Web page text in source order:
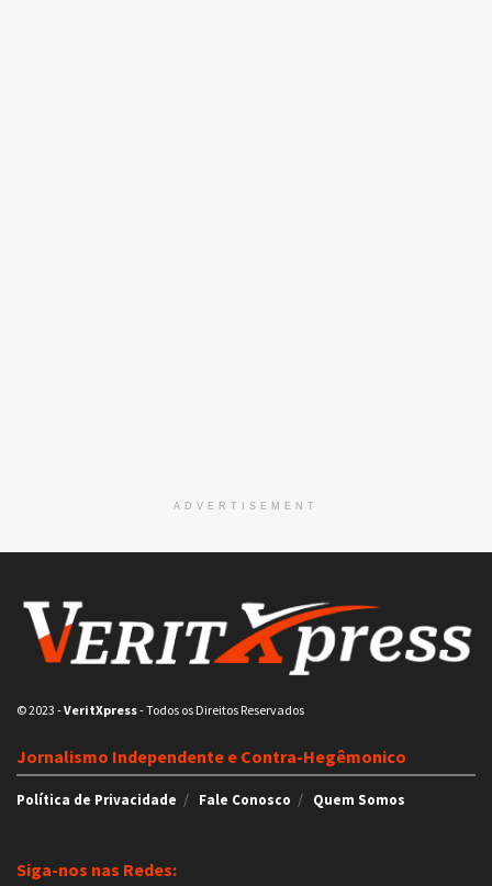
ADVERTISEMENT
© 2023 -VeritXpress- Todos os Direitos Reservados
Jornalismo Independente e Contra-Hegêmonico
Política de Privacidade Fale Conosco Quem Somos
Siga-nos nas Redes: